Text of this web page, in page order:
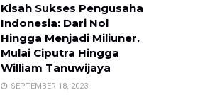
Kisah Sukses Pengusaha
Indonesia: Dari Nol
Hingga Menjadi Miliuner.
Mulai Ciputra Hingga
William Tanuwijaya
SEPTEMBER 18, 2023